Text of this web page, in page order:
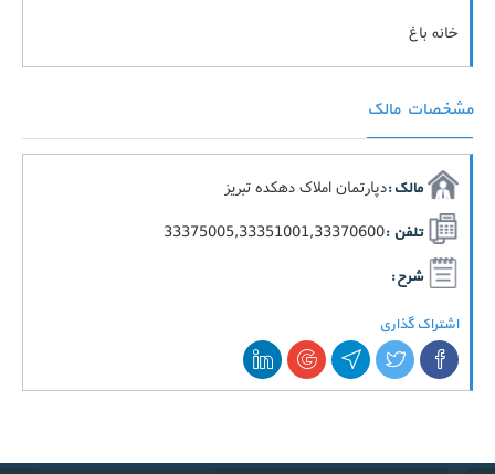
خانه باغ
مشخصات مالک
مالک :دپارتمان املاک دهکده تبریز
تلفن :33375005,33351001,33370600
شرح :
اشتراک گذاری